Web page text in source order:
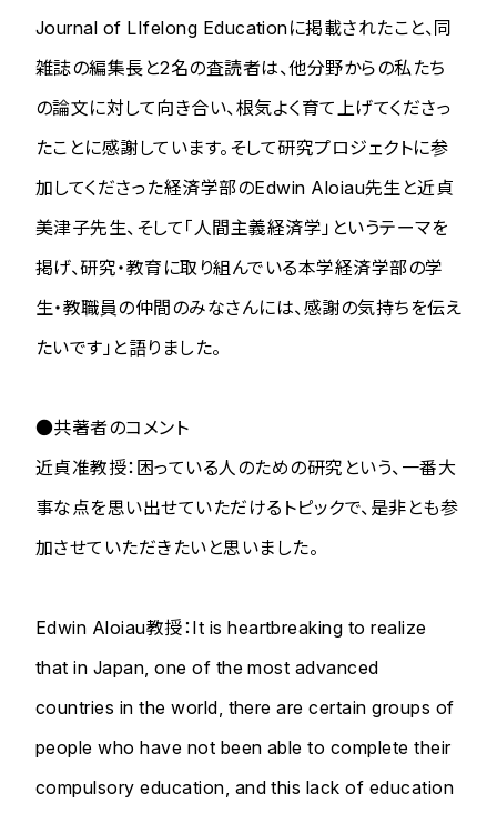
Journal of LIfelong Educationに掲載されたこと、同
雑誌の編集長と2名の査読者は、他分野からの私たち
の論文に対して向き合い、根気よく育て上げてくださっ
たことに感謝しています。そして研究プロジェクトに参
加してくださった経済学部のEdwin Aloiau先生と近貞
美津子先生、そして「人間主義経済学」というテーマを
掲げ、研究・教育に取り組んでいる本学経済学部の学
生・教職員の仲間のみなさんには、感謝の気持ちを伝え
たいです」と語りました。
●共著者のコメント
近貞准教授：困っている人のための研究という、一番大
事な点を思い出せていただけるトピックで、是非とも参
加させていただきたいと思いました。
Edwin Aloiau教授：It is heartbreaking to realize
that in Japan, one of the most advanced
countries in the world, there are certain groups of
people who have not been able to complete their
compulsory education, and this lack of education